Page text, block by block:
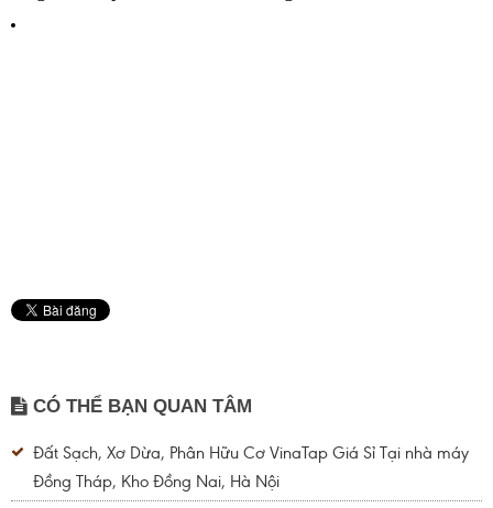
CÓ THỂ BẠN QUAN TÂM
Đất Sạch, Xơ Dừa, Phân Hữu Cơ VinaTap Giá Sỉ Tại nhà máy
Đồng Tháp, Kho Đồng Nai, Hà Nội